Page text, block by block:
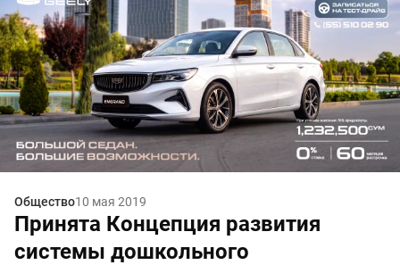
Общество10 мая 2019
Принята Концепция развития
системы дошкольного